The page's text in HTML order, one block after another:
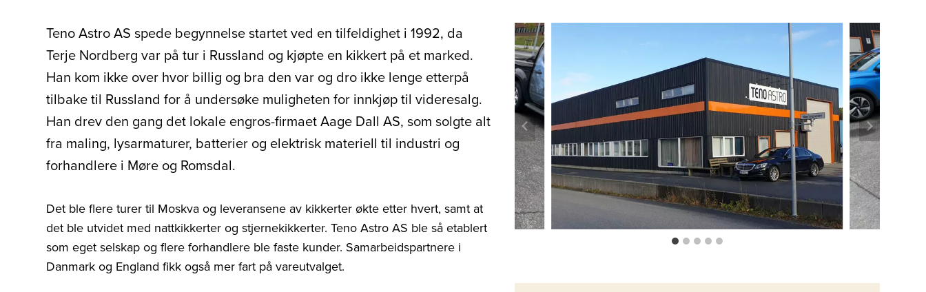
Teno Astro AS spede begynnelse startet ved en tilfeldighet i 1992, da
Terje Nordberg var på tur i Russland og kjøpte en kikkert på et marked.
Han kom ikke over hvor billig og bra den var og dro ikke lenge etterpå
tilbake til Russland for å undersøke muligheten for innkjøp til videresalg.
Han drev den gang det lokale engros-firmaet Aage Dall AS, som solgte alt
fra maling, lysarmaturer, batterier og elektrisk materiell til industri og
forhandlere i Møre og Romsdal.
Det ble flere turer til Moskva og leveransene av kikkerter økte etter hvert, samt at
det ble utvidet med nattkikkerter og stjernekikkerter. Teno Astro AS ble så etablert
som eget selskap og flere forhandlere ble faste kunder. Samarbeidspartnere i
Danmark og England fikk også mer fart på vareutvalget.